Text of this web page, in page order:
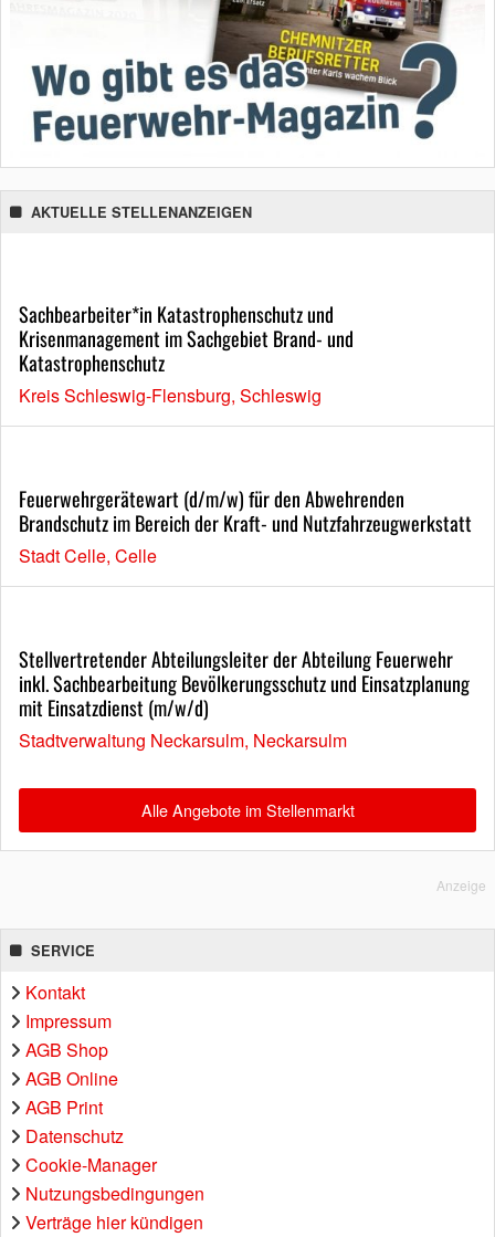
AKTUELLE STELLENANZEIGEN
Sachbearbeiter*in Katastrophenschutz und
Krisenmanagement im Sachgebiet Brand- und
Katastrophenschutz
Kreis Schleswig-Flensburg, Schleswig
Feuerwehrgerätewart (d/m/w) für den Abwehrenden
Brandschutz im Bereich der Kraft- und Nutzfahrzeugwerkstatt
Stadt Celle, Celle
Stellvertretender Abteilungsleiter der Abteilung Feuerwehr
inkl. Sachbearbeitung Bevölkerungsschutz und Einsatzplanung
mit Einsatzdienst (m/w/d)
Stadtverwaltung Neckarsulm, Neckarsulm
Alle Angebote im Stellenmarkt
Anzeige
SERVICE
Kontakt
Impressum
AGB Shop
AGB Online
AGB Print
Datenschutz
Cookie-Manager
Nutzungsbedingungen
Verträge hier kündigen